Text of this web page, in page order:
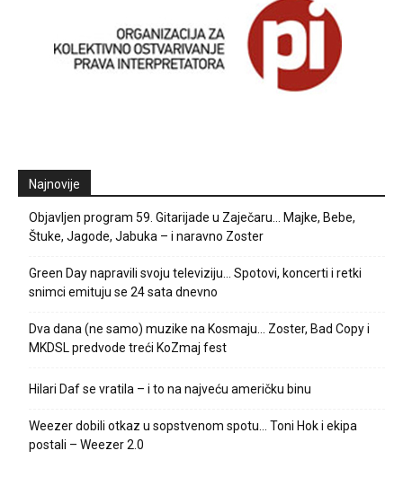
Najnovije
Objavljen program 59. Gitarijade u Zaječaru… Majke, Bebe,
Štuke, Jagode, Jabuka – i naravno Zoster
Green Day napravili svoju televiziju… Spotovi, koncerti i retki
snimci emituju se 24 sata dnevno
Dva dana (ne samo) muzike na Kosmaju… Zoster, Bad Copy i
MKDSL predvode treći KoZmaj fest
Hilari Daf se vratila – i to na najveću američku binu
Weezer dobili otkaz u sopstvenom spotu… Toni Hok i ekipa
postali – Weezer 2.0